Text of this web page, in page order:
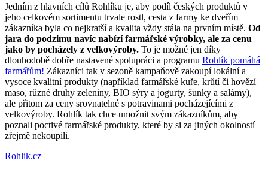
Jedním z hlavních cílů Rohlíku je, aby podíl českých produktů v
jeho celkovém sortimentu trvale rostl, cesta z farmy ke dveřím
zákazníka byla co nejkratší a kvalita vždy stála na prvním místě. Od
jara do podzimu navíc nabízí farmářské výrobky, ale za cenu
jako by pocházely z velkovýroby. To je možné jen díky
dlouhodobě dobře nastavené spolupráci a programu Rohlík pomáhá
farmářům! Zákazníci tak v sezoně kampaňově zakoupí lokální a
vysoce kvalitní produkty (například farmářské kuře, krůtí či hovězí
maso, různé druhy zeleniny, BIO sýry a jogurty, šunky a salámy),
ale přitom za ceny srovnatelné s potravinami pocházejícími z
velkovýroby. Rohlík tak chce umožnit svým zákazníkům, aby
poznali poctivé farmářské produkty, které by si za jiných okolností
zřejmě nekoupili.
Rohlik.cz